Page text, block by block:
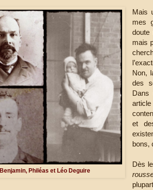
Benjamin, Philéas et Léo Deguire
Mais
mes
mais
Non,
des
Dans
et
bons,
Dès